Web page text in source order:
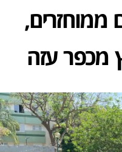
ממוחזרים,
מכפר עזה